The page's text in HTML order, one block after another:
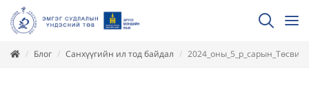
Блог Санхүүгийн ил тод байдал